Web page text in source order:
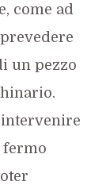
come ad
un pezzo
fermo